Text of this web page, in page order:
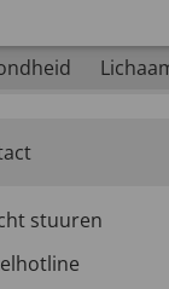
stuuren